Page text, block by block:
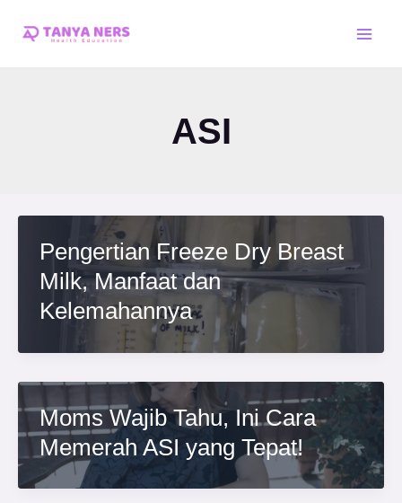
ASI
Pengertian Freeze Dry Breast
Milk, Manfaat dan
Kelemahannya
Moms Wajib Tahu, Ini Cara
Memerah ASI yang Tepat!